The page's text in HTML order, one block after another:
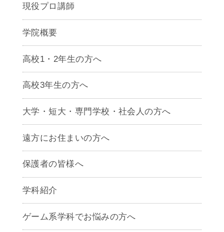
現役プロ講師
学院概要
高校1・2年生の方へ
高校3年生の方へ
大学・短大・専門学校・社会人の方へ
遠方にお住まいの方へ
保護者の皆様へ
学科紹介
ゲームクリエイター学科
CG学科
ゲーム系学科でお悩みの方へ